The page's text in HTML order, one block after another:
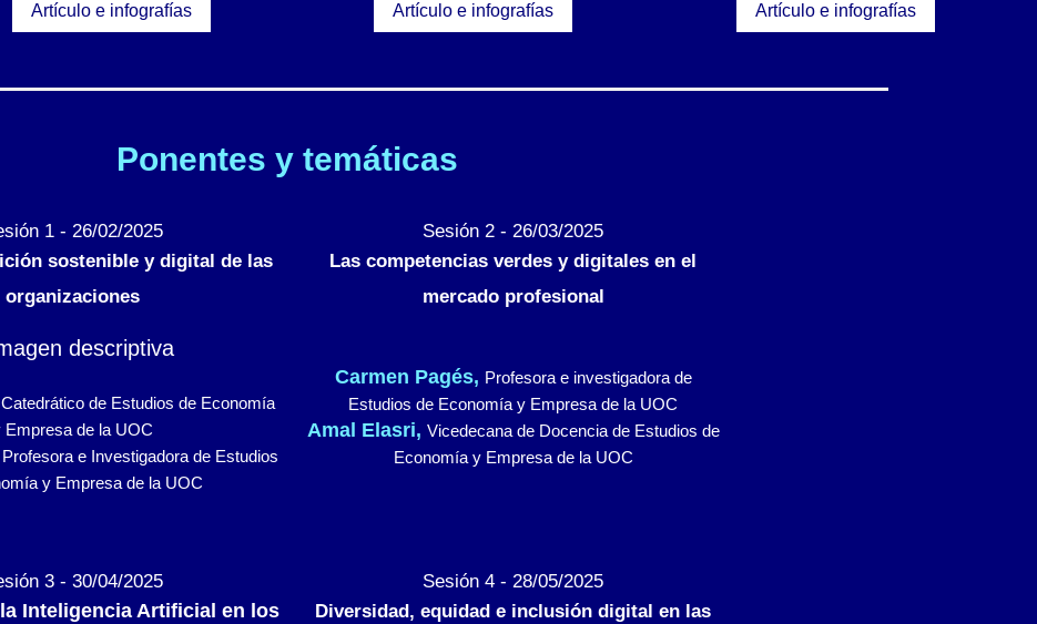
Artículo e infografías Artículo e infografías Artículo e infografías
Ponentes y temáticas
1 - 26/02/2025
sostenible y digital de las
organizaciones
Catedrático de Estudios de Economía
Empresa de la UOC
Profesora e Investigadora de Estudios
y Empresa de la UOC
Sesión 2 - 26/03/2025
Las competencias verdes y digitales en el
mercado profesional
Carmen Pagés, Profesora e investigadora de
Estudios de Economía y Empresa de la UOC
Amal Elasri, Vicedecana de Docencia de Estudios de
Economía y Empresa de la UOC
3 - 30/04/2025
Inteligencia Artificial en los
Sesión 4 - 28/05/2025
Diversidad, equidad e inclusión digital en las